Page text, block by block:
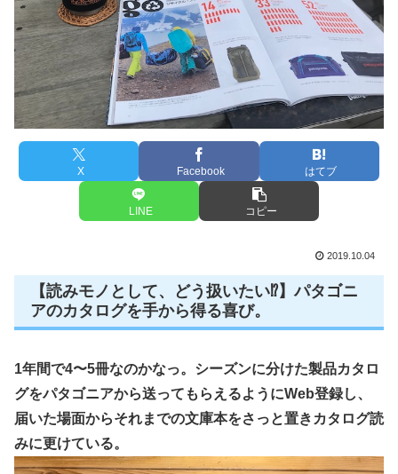
X Facebook はてブ
LINE コピー
2019.10.04
【読みモノとして、どう扱いたい⁉️】パタゴニ
アのカタログを手から得る喜び。
1年間で4〜5冊なのかなっ。シーズンに分けた製品カタロ
グをパタゴニアから送ってもらえるようにWeb登録し、
届いた場面からそれまでの文庫本をさっと置きカタログ読
みに更けている。